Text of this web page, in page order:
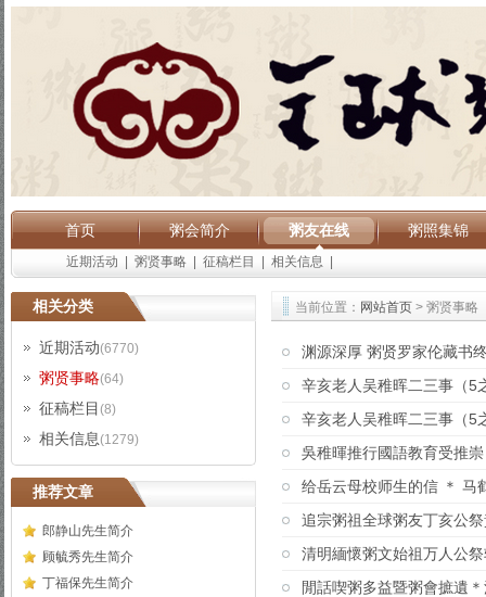
首页 粥会简介 粥友在线 粥照集锦
近期活动 粥贤事略 征稿栏目 相关信息
相关分类
近期活动(6770)
粥贤事略(64)
征稿栏目 (8)
相关信息(1279)
推荐文章
郎静山先生简介
顾毓秀先生简介
丁福保先生简介
当前位置： 网站首页 > 粥贤事略
渊源深厚 粥贤罗家伦藏书
辛亥老人吴稚晖二三事（5
辛亥老人吴稚晖二三事（5
吳稚暉推行國語教育受推
给岳云母校师生的信 ＊ 马
追宗粥祖全球粥友丁亥公
清明緬懷粥文始祖万人公
閒話喫粥多益暨粥會摭遺